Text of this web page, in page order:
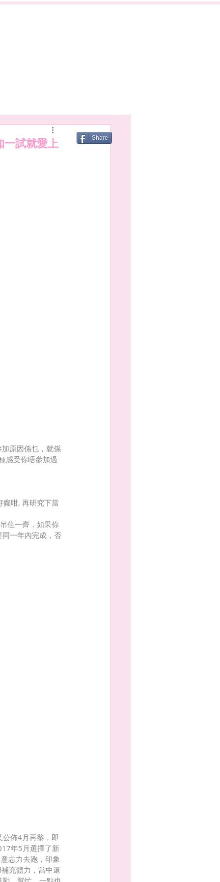
試就愛上
原因係乜，就係
感受你唔參加過
癲咁, 再研究下當
住一齊，如果你
一年內完成，否
佈4月再黎，即
年5月選擇了新
志力去跑，印象
充體力，當中還
Share